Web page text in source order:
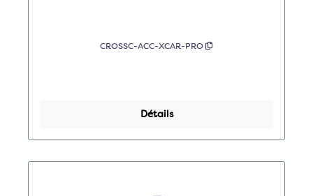
CROSSC-ACC-XCAR-PRO
Détails